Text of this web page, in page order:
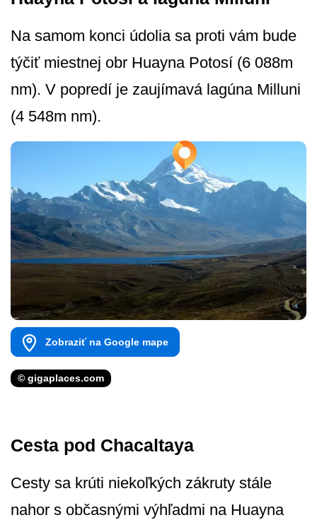
Na samom konci údolia sa proti vám bude
týčiť miestnej obr Huayna Potosí (6 088m
nm). V popredí je zaujímavá lagúna Milluni
(4 548m nm).
Zobraziť na Google mape
© gigaplaces.com
Cesta pod Chacaltaya
Cesty sa krúti niekoľkých zákruty stále
nahor s občasnými výhľadmi na Huayna